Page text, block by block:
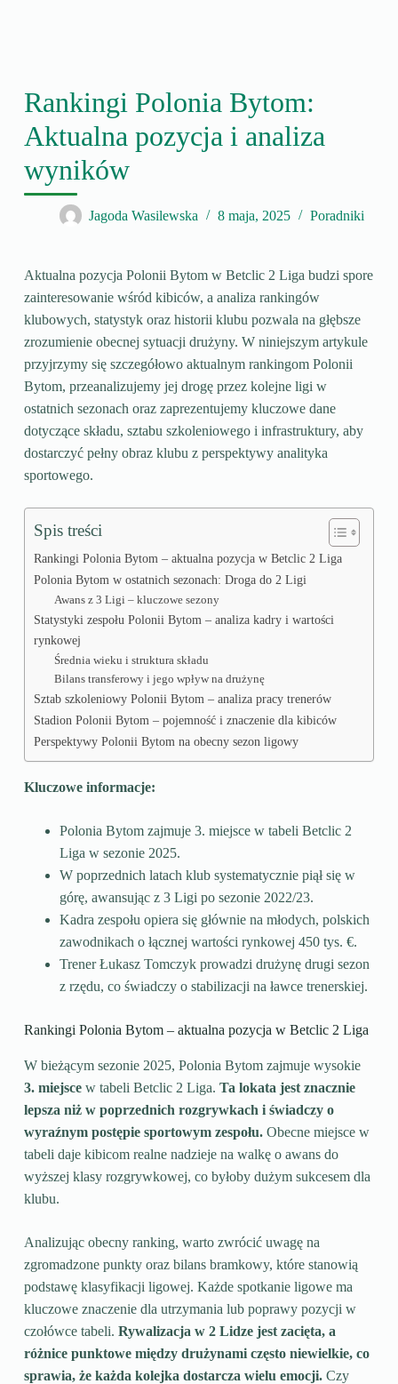
Rankingi Polonia Bytom:
Aktualna pozycja i analiza
wyników
Jagoda Wasilewska 8 maja, 2025 Poradniki
Aktualna pozycja Polonii Bytom w Betclic 2 Liga budzi spore
zainteresowanie wśród kibiców, a analiza rankingów
klubowych, statystyk oraz historii klubu pozwala na głębsze
zrozumienie obecnej sytuacji drużyny. W niniejszym artykule
przyjrzymy się szczegółowo aktualnym rankingom Polonii
Bytom, przeanalizujemy jej drogę przez kolejne ligi w
ostatnich sezonach oraz zaprezentujemy kluczowe dane
dotyczące składu, sztabu szkoleniowego i infrastruktury, aby
dostarczyć pełny obraz klubu z perspektywy analityka
sportowego.
Spis treści
Rankingi Polonia Bytom – aktualna pozycja w Betclic 2 Liga
Polonia Bytom w ostatnich sezonach: Droga do 2 Ligi
Awans z 3 Ligi – kluczowe sezony
Statystyki zespołu Polonii Bytom – analiza kadry i wartości
rynkowej
Średnia wieku i struktura składu
Bilans transferowy i jego wpływ na drużynę
Sztab szkoleniowy Polonii Bytom – analiza pracy trenerów
Stadion Polonii Bytom – pojemność i znaczenie dla kibiców
Perspektywy Polonii Bytom na obecny sezon ligowy
Kluczowe informacje:
Polonia Bytom zajmuje 3. miejsce w tabeli Betclic 2
Liga w sezonie 2025.
W poprzednich latach klub systematycznie piął się w
górę, awansując z 3 Ligi po sezonie 2022/23.
Kadra zespołu opiera się głównie na młodych, polskich
zawodnikach o łącznej wartości rynkowej 450 tys. €.
Trener Łukasz Tomczyk prowadzi drużynę drugi sezon
z rzędu, co świadczy o stabilizacji na ławce trenerskiej.
Rankingi Polonia Bytom – aktualna pozycja w Betclic 2 Liga
W bieżącym sezonie 2025, Polonia Bytom zajmuje wysokie
3. miejscew tabeli Betclic 2 Liga. Ta lokata jest znacznie
lepsza niż w poprzednich rozgrywkach i świadczy o
wyraźnym postępie sportowym zespołu.Obecne miejsce w
tabeli daje kibicom realne nadzieje na walkę o awans do
wyższej klasy rozgrywkowej, co byłoby dużym sukcesem dla
klubu.
Analizując obecny ranking, warto zwrócić uwagę na
zgromadzone punkty oraz bilans bramkowy, które stanowią
podstawę klasyfikacji ligowej. Każde spotkanie ligowe ma
kluczowe znaczenie dla utrzymania lub poprawy pozycji w
czołówce tabeli. Rywalizacja w 2 Lidze jest zacięta, a
różnice punktowe między drużynami często niewielkie, co
sprawia, że każda kolejka dostarcza wielu emocji.Czy